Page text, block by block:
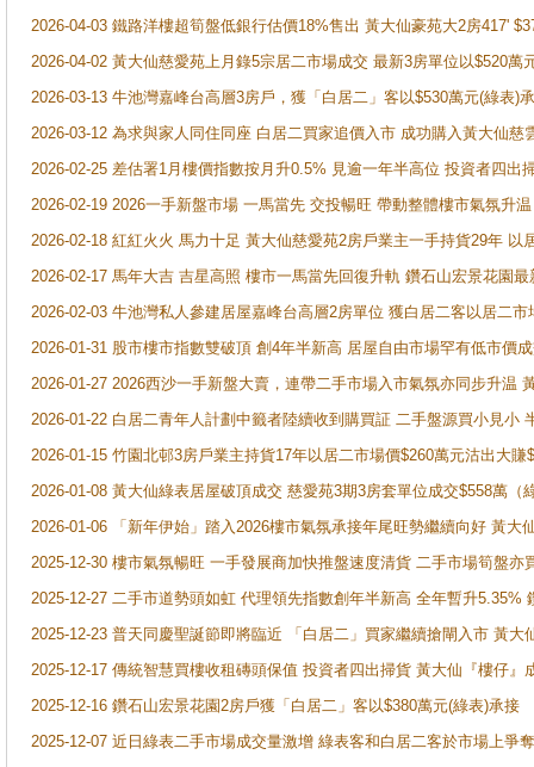
2026-04-03 鐵路洋樓超筍盤低銀行估價18%售出 黃大仙豪苑大2房417'
2026-04-02 黃大仙慈愛苑上月錄5宗居二市場成交 最新3房單位以$520萬
2026-03-13 牛池灣嘉峰台高層3房戶，獲「白居二」客以$530萬元(綠表)
2026-03-12 為求與家人同住同座 白居二買家追價入市 成功購入黃大仙
2026-02-25 差估署1月樓價指數按月升0.5% 見逾一年半高位 投資者四
2026-02-19 2026一手新盤市場 一馬當先 交投暢旺 帶動整體樓市氣氛升
2026-02-18 紅紅火火 馬力十足 黃大仙慈愛苑2房戶業主一手持貨29年 以
2026-02-17 馬年大吉 吉星高照 樓市一馬當先回復升軌 鑽石山宏景花園
2026-02-03 牛池灣私人參建居屋嘉峰台高層2房單位 獲白居二客以居二市
2026-01-31 股市樓市指數雙破頂 創4年半新高 居屋自由市場罕有低市價
2026-01-27 2026西沙一手新盤大賣，連帶二手市場入市氣氛亦同步升温
2026-01-22 白居二青年人計劃中籤者陸續收到購買証 二手盤源買小見小
2026-01-15 竹園北邨3房戶業主持貨17年以居二市場價$260萬元沽出大賺
2026-01-08 黃大仙綠表居屋破頂成交 慈愛苑3期3房套單位成交$558萬（
2026-01-06 「新年伊始」踏入2026樓市氣氛承接年尾旺勢繼續向好 黃
2025-12-30 樓市氣氛暢旺 一手發展商加快推盤速度清貨 二手市場筍盤
2025-12-27 二手市道勢頭如虹 代理領先指數創年半新高 全年暫升5.35%
2025-12-23 普天同慶聖誕節即將臨近 「白居二」買家繼續搶閘入市 黃
2025-12-17 傳統智慧買樓收租磚頭保值 投資者四出掃貨 黃大仙『樓仔
2025-12-16 鑽石山宏景花園2房戶獲「白居二」客以$380萬元(綠表)承接
2025-12-07 近日綠表二手市場成交量激增 綠表客和白居二客於市場上